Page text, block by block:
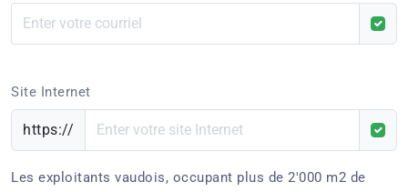
Site Internet
https://
Les exploitants vaudois, occupant plus de 2'000 m2 de